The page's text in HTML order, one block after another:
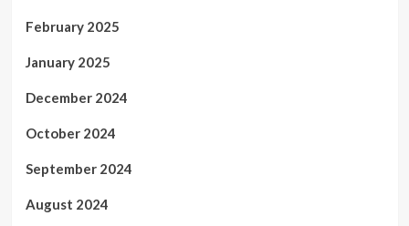
February 2025
January 2025
December 2024
October 2024
September 2024
August 2024